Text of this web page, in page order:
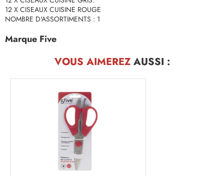
12 X CISEAUX CUISINE ROUGE
NOMBRE D'ASSORTIMENTS : 1
Marque Five
VOUS AIMEREZAUSSI :